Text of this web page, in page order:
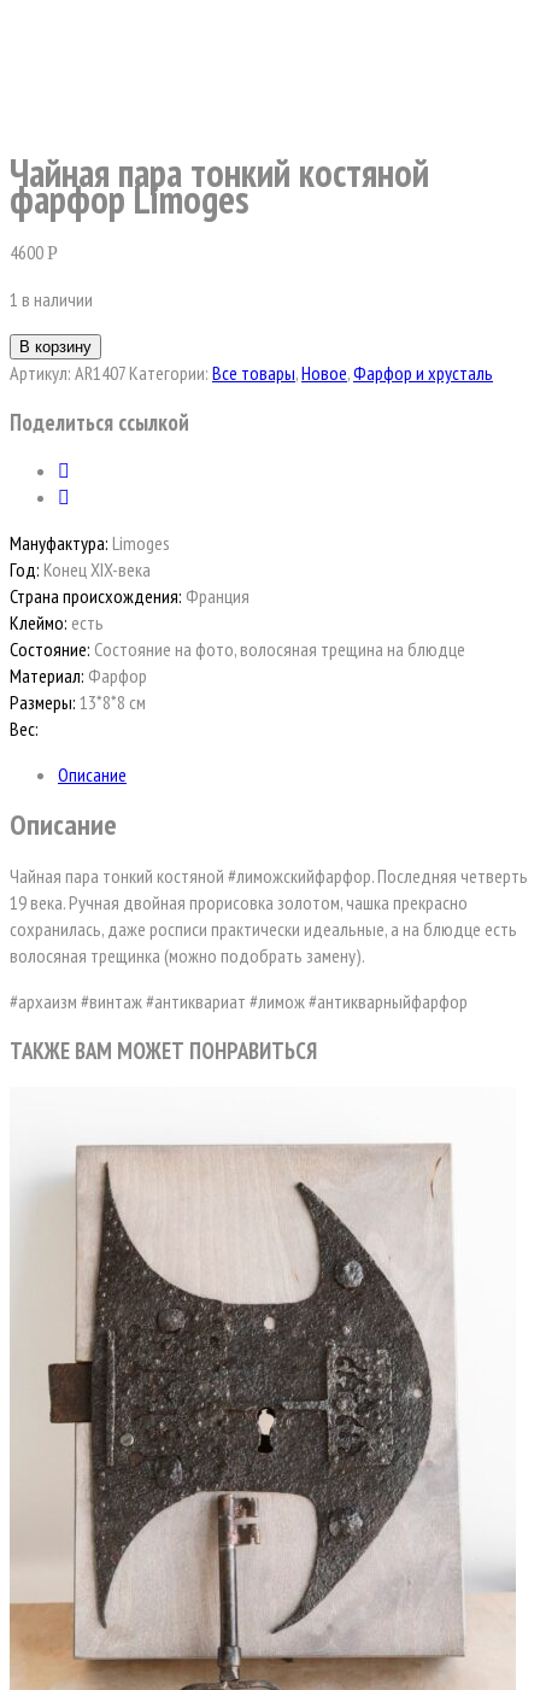
Чайная пара тонкий костяной
фарфор Limoges
4600Р
1 в наличии
В корзину
Артикул: AR1407 Категории: Все товары,Новое,Фарфор и хрусталь
Поделиться ссылкой
Мануфактура: Limoges
Год: Конец XIX-века
Страна происхождения: Франция
Клеймо: есть
Состояние: Состояние на фото, волосяная трещина на блюдце
Материал: Фарфор
Размеры: 13*8*8 см
Вес:
Описание
Описание
Чайная пара тонкий костяной #лиможскийфарфор. Последняя четверть
19 века. Ручная двойная прорисовка золотом, чашка прекрасно
сохранилась, даже росписи практически идеальные, а на блюдце есть
волосяная трещинка (можно подобрать замену).
#архаизм #винтаж #антиквариат #лимож #антикварныйфарфор
ТАКЖЕ ВАМ МОЖЕТ ПОНРАВИТЬСЯ